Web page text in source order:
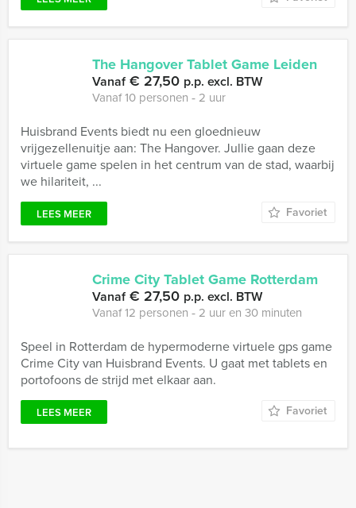
The Hangover Tablet Game Leiden
Vanaf€ 27,50 p.p. excl. BTW
Vanaf 10 personen ‐ 2 uur
Huisbrand Events biedt nu een gloednieuw
vrijgezellenuitje aan: The Hangover. Jullie gaan deze
virtuele game spelen in het centrum van de stad, waarbij
we hilariteit, ...
LEES MEER Favoriet
Crime City Tablet Game Rotterdam
Vanaf€ 27,50 p.p. excl. BTW
Vanaf 12 personen ‐ 2 uur en 30 minuten
Speel in Rotterdam de hypermoderne virtuele gps game
Crime City van Huisbrand Events. U gaat met tablets en
portofoons de strijd met elkaar aan.
LEES MEER Favoriet